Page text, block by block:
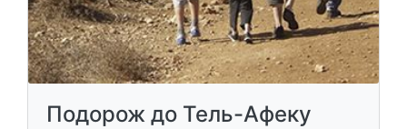
Подорож до Тель-Афеку